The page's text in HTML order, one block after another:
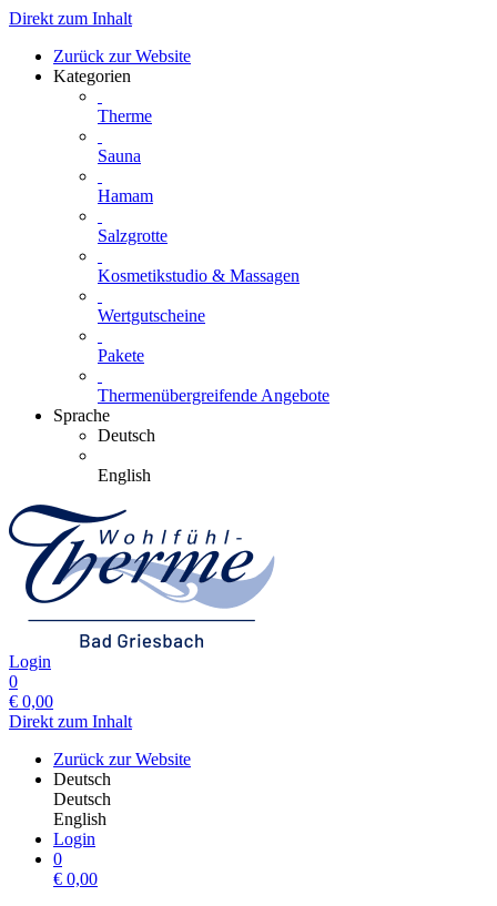
Direkt zum Inhalt
Zurück zur Website
Kategorien
Therme
Sauna
Hamam
Salzgrotte
Kosmetikstudio & Massagen
Wertgutscheine
Pakete
Thermenübergreifende Angebote
Sprache
Deutsch
English
Login
0
€ 0,00
Direkt zum Inhalt
Zurück zur Website
Deutsch
Deutsch
English
Login
0
€ 0,00